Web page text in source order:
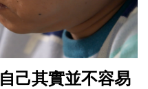
己其實並不容易